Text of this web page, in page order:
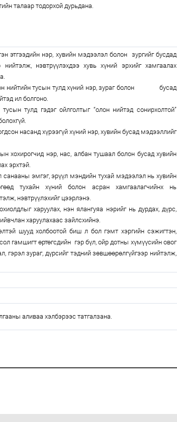
талаар тодорхой дурьдана.
нэр, хувийн мэдээлэл болон зургийг бусдад
нийтэлж, нэвтрүүлэхдээ хувь хүний эрхийг хамгаалах
тусын тулд хүний нэр, зураг болон бусад
ил болгоно.
тулд гэдэг ойлголтыг “олон нийтэд сонирхолтой”
насанд хүрээгүй хүний нэр, хувийн бусад мэдээллийг
нэр, нас, албан тушаал болон бусад хувийн
эрхтэй.
эмгэг, эрүүл мэндийн тухай мэдээлэл нь хувийн
тухайн хүний болон асран хамгаалагчийнх нь
нэвтрүүлэхийг цээрлэнэ.
харуулах, нэн ялангуяа нэрийг нь дурдах, дүрс,
харуулахаас зайлсхийнэ.
шууд холбоотой биш л бол гэмт хэргийн сэжигтэн,
гамшигт өртөгсдийн гэр бүл, ойр дотны хүмүүсийн овог
гэрэл зураг, дүрсийг тэдний зөвшөөрөлгүйгээр нийтэлж,
аливаа хэлбэрээс татгалзана.